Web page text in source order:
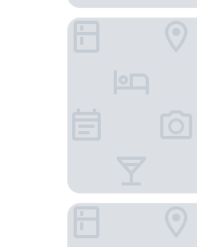
里昂媽媽住房飯店
里昂中央大學阿德吉奧